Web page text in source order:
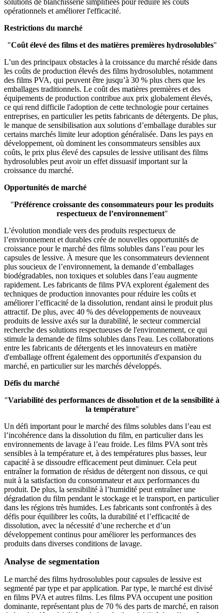
solutions de blanchisserie simplifiées pour réduire les coûts
opérationnels et améliorer l'efficacité.
Restrictions du marché
"Coût élevé des films et des matières premières hydrosolubles"
L’un des principaux obstacles à la croissance du marché réside dans
les coûts de production élevés des films hydrosolubles, notamment
des films PVA, qui peuvent être jusqu’à 30 % plus chers que les
emballages traditionnels. Le coût des matières premières et des
équipements de production contribue aux prix globalement élevés,
ce qui rend difficile l'adoption de cette technologie pour certaines
entreprises, en particulier les petits fabricants de détergents. De plus,
le manque de sensibilisation aux solutions d’emballage durables sur
certains marchés limite leur adoption généralisée. Dans les pays en
développement, où dominent les consommateurs sensibles aux
coûts, le prix plus élevé des capsules de lessive utilisant des films
hydrosolubles peut avoir un effet dissuasif important sur la
croissance du marché.
Opportunités de marché
"Préférence croissante des consommateurs pour les produits
respectueux de l’environnement"
L’évolution mondiale vers des produits respectueux de
l’environnement et durables crée de nouvelles opportunités de
croissance pour le marché des films solubles dans l’eau pour les
capsules de lessive. À mesure que les consommateurs deviennent
plus soucieux de l’environnement, la demande d’emballages
biodégradables, non toxiques et solubles dans l’eau augmente
rapidement. Les fabricants de films PVA explorent également des
techniques de production innovantes pour réduire les coûts et
améliorer l’efficacité de la dissolution, rendant ainsi le produit plus
attractif. De plus, avec 40 % des développements de nouveaux
produits de lessive axés sur la durabilité, le secteur commercial
recherche des solutions respectueuses de l'environnement, ce qui
stimule la demande de films solubles dans l'eau. Les collaborations
entre les fabricants de détergents et les innovateurs en matière
d'emballage offrent également des opportunités d'expansion du
marché, en particulier sur les marchés développés.
Défis du marché
"Variabilité des performances de dissolution et de la sensibilité à
la température"
Un défi important pour le marché des films solubles dans l’eau est
l’incohérence dans la dissolution du film, en particulier dans les
environnements de lavage à l’eau froide. Les films PVA sont très
sensibles à la température et, à des températures plus basses, leur
capacité à se dissoudre efficacement peut diminuer. Cela peut
entraîner la formation de résidus de détergent non dissous, ce qui
nuit à la satisfaction du consommateur et aux performances du
produit. De plus, la sensibilité à l’humidité peut entraîner une
dégradation du film pendant le stockage et le transport, en particulier
dans les régions très humides. Les fabricants sont confrontés à des
défis pour équilibrer les coûts, la durabilité et l’efficacité de
dissolution, avec la nécessité d’une recherche et d’un
développement continus pour améliorer les performances des
produits dans diverses conditions de lavage.
Analyse de segmentation
Le marché des films hydrosolubles pour capsules de lessive est
segmenté par type et par application. Par type, le marché est divisé
en films PVA et autres films. Les films PVA occupent une position
dominante, représentant plus de 70 % des parts de marché, en raison